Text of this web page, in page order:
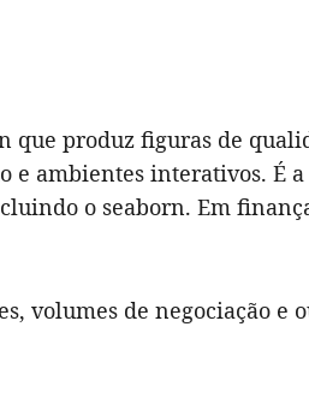
que produz figuras de
e ambientes interativos. É a
o seaborn. Em
volumes de negociação e